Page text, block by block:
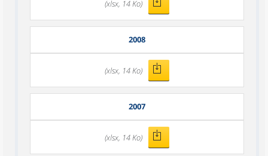
(xlsx, 14 Ko)
2008
(xlsx, 14 Ko)
2007
(xlsx, 14 Ko)